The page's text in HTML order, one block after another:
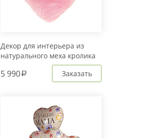
Декор для интерьера из
натурального меха кролика
Рекс "Сердце" IM20601
5 990a Заказать